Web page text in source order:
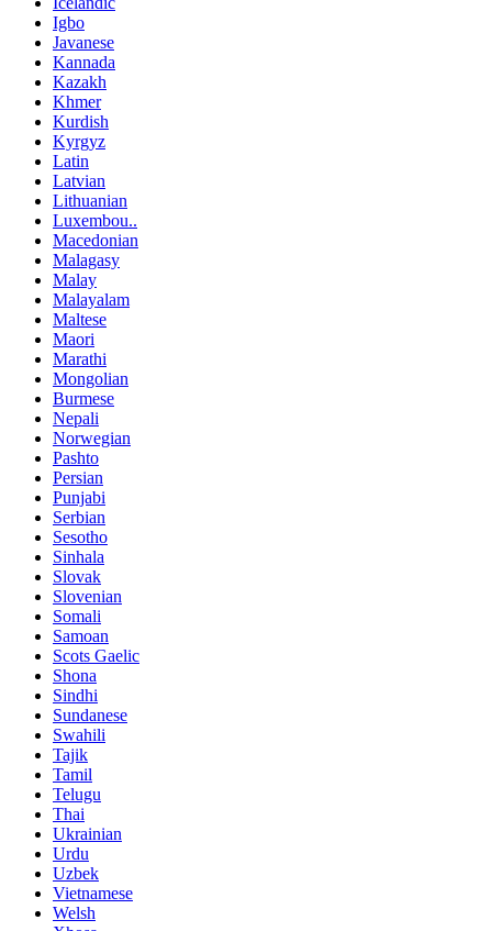
Igbo
Javanese
Kannada
Kazakh
Khmer
Kurdish
Kyrgyz
Latin
Latvian
Lithuanian
Luxembou..
Macedonian
Malagasy
Malay
Malayalam
Maltese
Maori
Marathi
Mongolian
Burmese
Nepali
Norwegian
Pashto
Persian
Punjabi
Serbian
Sesotho
Sinhala
Slovak
Slovenian
Somali
Samoan
Scots Gaelic
Shona
Sindhi
Sundanese
Swahili
Tajik
Tamil
Telugu
Thai
Ukrainian
Urdu
Uzbek
Vietnamese
Welsh